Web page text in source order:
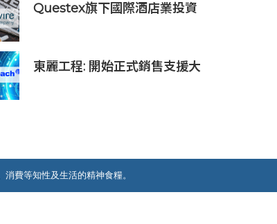
Questex旗下國際酒店業投資
東麗工程: 開始正式銷售支援大
費等知性及生活的精神食糧。